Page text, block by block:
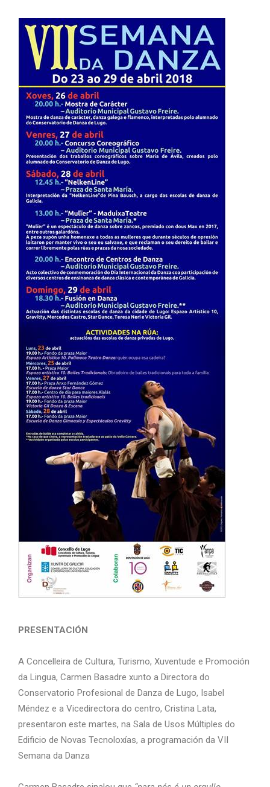
PRESENTACIÓN
A Concelleira de Cultura, Turismo, Xuventude e Promoción
da Lingua, Carmen Basadre xunto a Directora do
Conservatorio Profesional de Danza de Lugo, Isabel
Méndez e a Vicedirectora do centro, Cristina Lata,
presentaron este martes, na Sala de Usos Múltiples do
Edificio de Novas Tecnoloxías, a programación da VII
Semana da Danza